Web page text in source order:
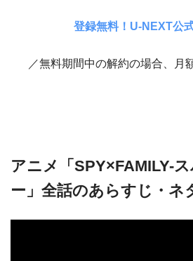
登録無料！U-NEXT公
／無料期間中の解約の場合、月
アニメ「SPY×FAMILY-
ー」全話のあらすじ・ネ